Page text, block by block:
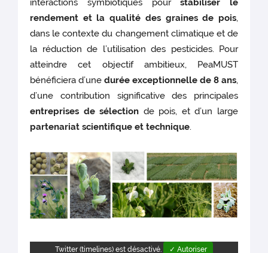
interactions symbiotiques pourstabiliser le
rendement et la qualité des graines de pois,
dans le contexte du changement climatique et de
la réduction de l’utilisation des pesticides. Pour
atteindre cet objectif ambitieux, PeaMUST
bénéficiera d’une durée exceptionnelle de 8 ans,
d’une contribution significative des principales
entreprises de sélection de pois, et d’un large
partenariat scientifique et technique.
Twitter (timelines) est désactivé. ✓ Autoriser